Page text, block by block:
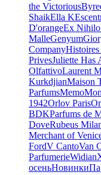
the Victorious
ShaikElla K
D'orangeEx Nihilo
MalleGenyum
CompanyHistoires
PrivesJuliette Has
OlfattivoLaurent
KurkdjianMaison
ParfumsMemo
1942Orlov Paris
BDKParfums de
DoveRubeus
Merchant of
FordV CantoVan
ParfumerieWidian
осеньНовинки